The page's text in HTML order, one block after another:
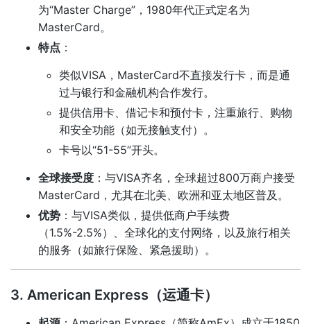
为“Master Charge”，1980年代正式定名为
MasterCard。
特点 ：
类似VISA，MasterCard不直接发行卡，而是通
过与银行和金融机构合作发行。
提供信用卡、借记卡和预付卡，注重旅行、购物
和安全功能（如无接触支付）。
卡号以“51-55”开头。
全球接受度 ：与VISA齐名，全球超过800万商户接受
MasterCard，尤其在北美、欧洲和亚太地区普及。
优势 ：与VISA类似，提供低商户手续费
（1.5%-2.5%）、全球化的支付网络，以及旅行相关
的服务（如旅行保险、紧急援助）。
3. American Express（运通卡）